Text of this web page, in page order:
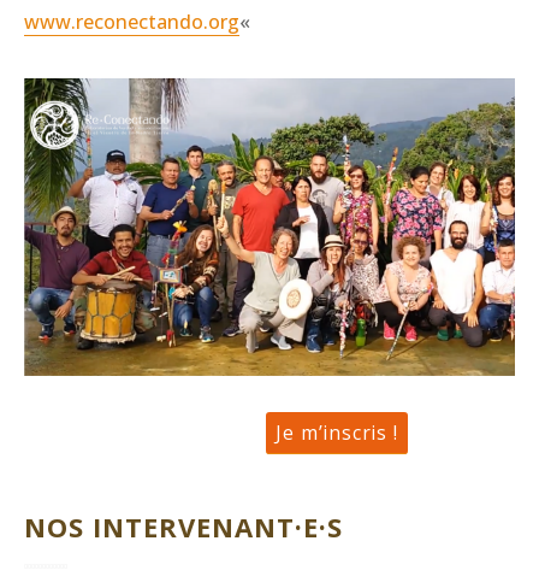
www.reconectando.org«
Je m’inscris !
NOS INTERVENANT·E·S